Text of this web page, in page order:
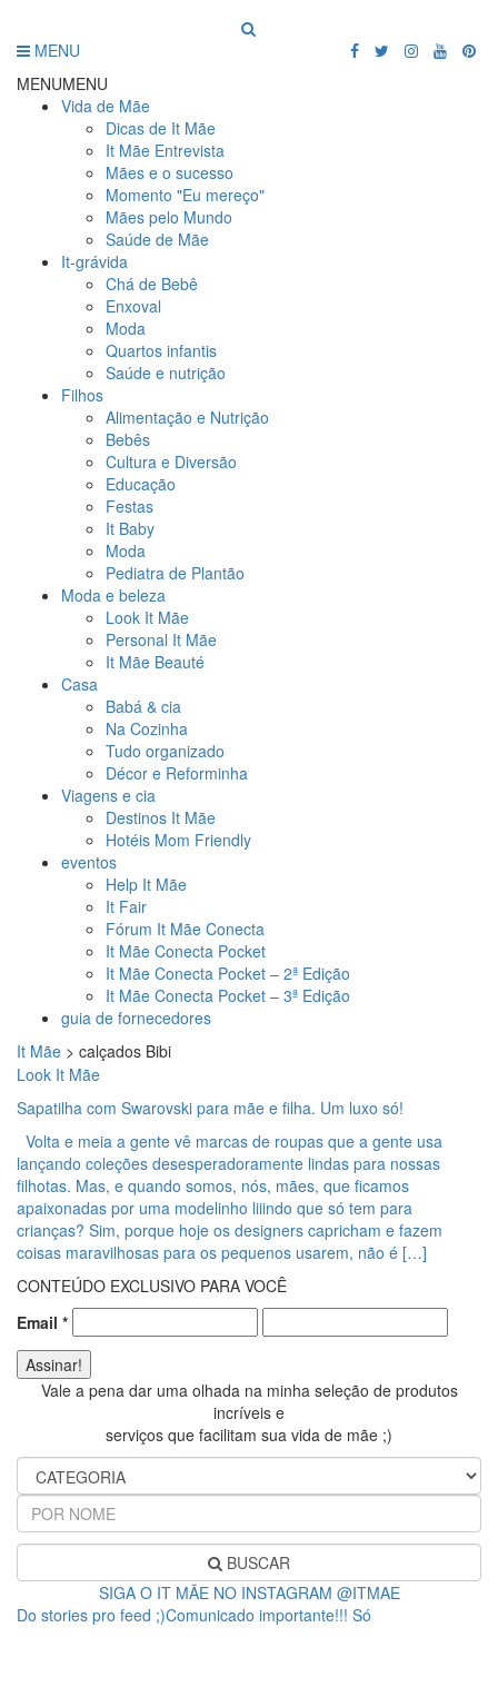
MENU
MENUMENU
Vida de Mãe
Dicas de It Mãe
It Mãe Entrevista
Mães e o sucesso
Momento "Eu mereço"
Mães pelo Mundo
Saúde de Mãe
It-grávida
Chá de Bebê
Enxoval
Moda
Quartos infantis
Saúde e nutrição
Filhos
Alimentação e Nutrição
Bebês
Cultura e Diversão
Educação
Festas
It Baby
Moda
Pediatra de Plantão
Moda e beleza
Look It Mãe
Personal It Mãe
It Mãe Beauté
Casa
Babá & cia
Na Cozinha
Tudo organizado
Décor e Reforminha
Viagens e cia
Destinos It Mãe
Hotéis Mom Friendly
eventos
Help It Mãe
It Fair
Fórum It Mãe Conecta
It Mãe Conecta Pocket
It Mãe Conecta Pocket – 2ª Edição
It Mãe Conecta Pocket – 3ª Edição
guia de fornecedores
It Mãe > calçados Bibi
Look It Mãe
Sapatilha com Swarovski para mãe e filha. Um luxo só!
Volta e meia a gente vê marcas de roupas que a gente usa
lançando coleções desesperadoramente lindas para nossas
filhotas. Mas, e quando somos, nós, mães, que ficamos
apaixonadas por uma modelinho liiindo que só tem para
crianças? Sim, porque hoje os designers capricham e fazem
coisas maravilhosas para os pequenos usarem, não é […]
CONTEÚDO EXCLUSIVO PARA VOCÊ
Email *
Vale a pena dar uma olhada na minha seleção de produtos
incríveis e
serviços que facilitam sua vida de mãe ;)
BUSCAR
SIGA O IT MÃE NO INSTAGRAM @ITMAE
Do stories pro feed ;)Comunicado importante!!! Só